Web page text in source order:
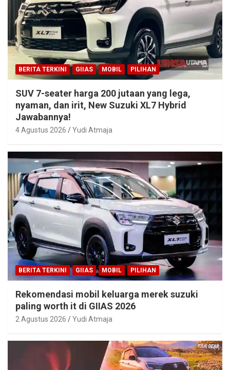
BERITA TERKINI GIIAS MOBIL PILIHAN
SUV 7-seater harga 200 jutaan yang lega,
nyaman, dan irit, New Suzuki XL7 Hybrid
Jawabannya!
4 Agustus 2026 Yudi Atmaja
BERITA TERKINI GIIAS MOBIL PILIHAN
Rekomendasi mobil keluarga merek suzuki
paling worth it di GIIAS 2026
2 Agustus 2026 Yudi Atmaja